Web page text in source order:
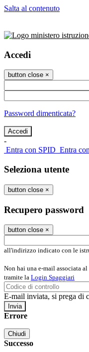
Salta al contenuto
Accedi
button close ×
Password dimenticata?
-
Entra con SPID Entra
Seleziona utente
button close ×
Recupero password
button close ×
all'indirizzo indicato con le
Non hai una e-mail associata
tramite la Login Spaggiari
E-mail inviata, si prega di
Errore
Chiudi
Successo